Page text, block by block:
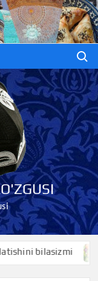
bilasizmi